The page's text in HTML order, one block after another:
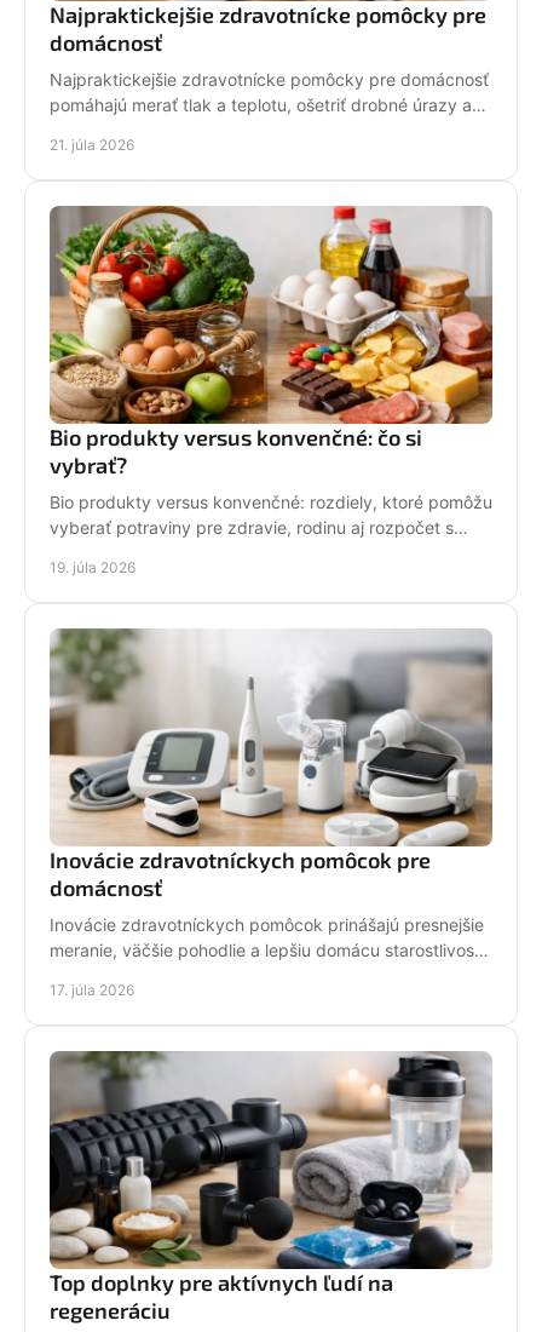
Najpraktickejšie zdravotnícke pomôcky pre
domácnosť
Najpraktickejšie zdravotnícke pomôcky pre domácnosť
pomáhajú merať tlak a teplotu, ošetriť drobné úrazy a
21. júla 2026
Bio produkty versus konvenčné: čo si
vybrať?
Bio produkty versus konvenčné: rozdiely, ktoré pomôžu
vyberať potraviny pre zdravie, rodinu aj rozpočet s
19. júla 2026
Inovácie zdravotníckych pomôcok pre
domácnosť
Inovácie zdravotníckych pomôcok prinášajú presnejšie
meranie, väčšie pohodlie a lepšiu domácu starostlivosť.
17. júla 2026
Top doplnky pre aktívnych ľudí na
regeneráciu